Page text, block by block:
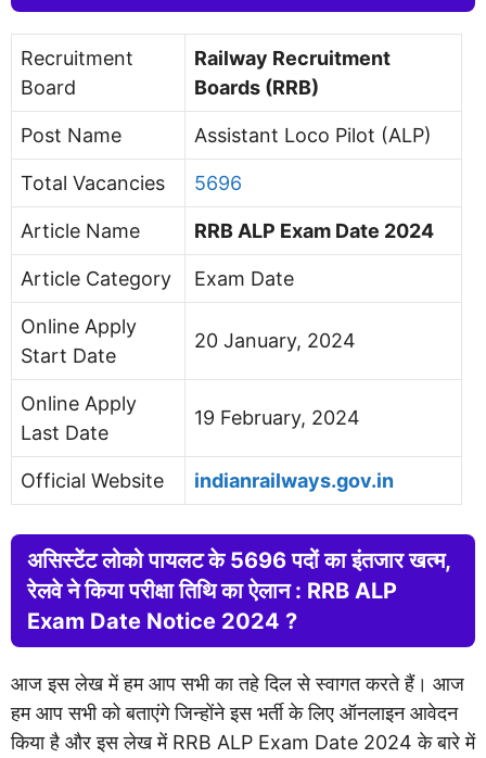
Recruitment
Board
Railway Recruitment
Boards (RRB)
Post Name Assistant Loco Pilot (ALP)
Total Vacancies 5696
Article Name RRB ALP Exam Date 2024
Article Category Exam Date
Online Apply
Start Date
20 January, 2024
Online Apply
Last Date
19 February, 2024
Official Website indianrailways.gov.in
असिस्टेंट लोको पायलट के 5696 पदों का इंतजार खत्म,
रेलवे ने किया परीक्षा तिथि का ऐलान : RRB ALP
Exam Date Notice 2024 ?
आज इस लेख में हम आप सभी का तहे दिल से स्वागत करते हैं। आज
हम आप सभी को बताएंगे जिन्होंने इस भर्ती के लिए ऑनलाइन आवेदन
किया है और इस लेख में RRB ALP Exam Date 2024 के बारे में